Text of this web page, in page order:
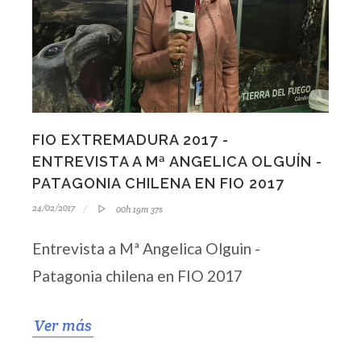
FIO EXTREMADURA 2017 -
ENTREVISTA A Mª ANGELICA OLGUÍN -
PATAGONIA CHILENA EN FIO 2017
24/02/2017 00h 19m 37s
Entrevista a Mª Angelica Olguin -
Patagonia chilena en FIO 2017
Ver más